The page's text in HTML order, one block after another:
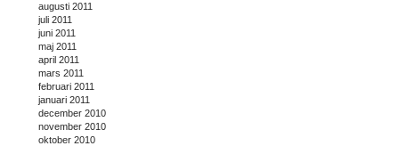
augusti 2011
juli 2011
juni 2011
maj 2011
april 2011
mars 2011
februari 2011
januari 2011
december 2010
november 2010
oktober 2010